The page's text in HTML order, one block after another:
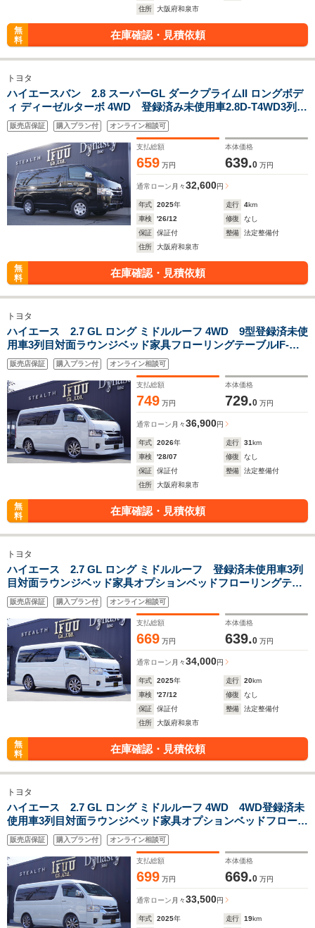
住所 大阪府和泉市
無
料
在庫確認・見積依頼
トヨタ
ハイエースバン 2.8 スーパーGL ダークプライムII ロングボデ
ィ ディーゼルターボ 4WD 登録済み未使用車2.8D-T4WD3列
REVOシート2脚4ナンバー8人ロングスライドレールフローリン
グフルフラットベッド対面ラウンジ展開ラゲッジトランスポー
ト展開両側電動スライドドア
販売店保証 購入プラン付 オンライン相談可
支払総額
659 万円
本体価格
639.0 万円
通常ローン 月々32,600円
年式 2025年 走行 4km
車検
'26/12 修復
なし
保証
保証付 整備
法定整備付
住所
大阪府和泉市
無
料
在庫確認・見積依頼
トヨタ
ハイエース 2.7 GL ロング ミドルルーフ 4WD 9型登録済未使
用車3列目対面ラウンジベッド家具フローリングテーブルIF-
WB8リビングサルーンオプションベッドマット天井足下間接照
明バケットシートカバー後席12inモニタミラーリングセンター
コンソール
販売店保証 購入プラン付 オンライン相談可
支払総額
749 万円
本体価格
729.0 万円
通常ローン 月々36,900円
年式 2026年 走行 31km
車検
'28/07 修復
なし
保証
保証付 整備
法定整備付
住所
大阪府和泉市
無
料
在庫確認・見積依頼
トヨタ
ハイエース 2.7 GL ロング ミドルルーフ 登録済未使用車3列
目対面ラウンジベッド家具オプションベッドフローリングテー
ブルカスタムコンプリートIF-WB8フルフラット対面ラウンジア
ルパインBIGX11ナビ後席12.8モニターセンターコンソール
販売店保証 購入プラン付 オンライン相談可
支払総額
669 万円
本体価格
639.0 万円
通常ローン 月々34,000円
年式 2025年 走行 20km
車検
'27/12 修復
なし
保証
保証付 整備
法定整備付
住所
大阪府和泉市
無
料
在庫確認・見積依頼
トヨタ
ハイエース 2.7 GL ロング ミドルルーフ 4WD 4WD登録済未
使用車3列目対面ラウンジベッド家具オプションベッドフローリ
ングテーブルIF-WB8リビングサルーンカスタム天井足下間接照
明アルパインBIGX11ナビ後席12.8モニターセンターコンソール
販売店保証 購入プラン付 オンライン相談可
支払総額
699 万円
本体価格
669.0 万円
通常ローン 月々33,500円
年式 2025年 走行 19km